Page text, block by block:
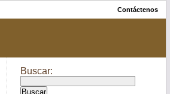
Contáctenos
Buscar: